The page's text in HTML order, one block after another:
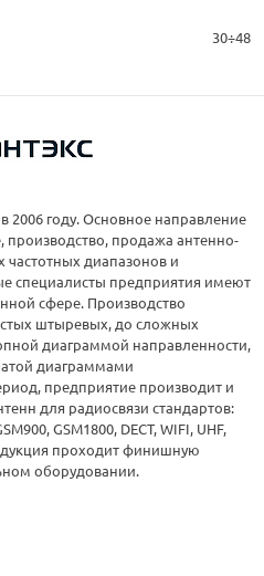
30÷48
2006 году. Основное направление
производство, продажа антенно-
диапазонов и
специалисты предприятия имеют
сфере. Производство
штыревых, до сложных
диаграммой направленности,
диаграммами
предприятие производит и
для радиосвязи стандартов:
GSM1800, DECT, WIFI, UHF,
проходит финишную
оборудовании.